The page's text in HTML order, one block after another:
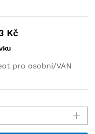
Kč
pro osobní/VAN